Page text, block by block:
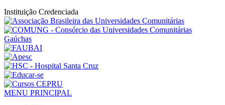
Instituição Credenciada
MENU PRINCIPAL